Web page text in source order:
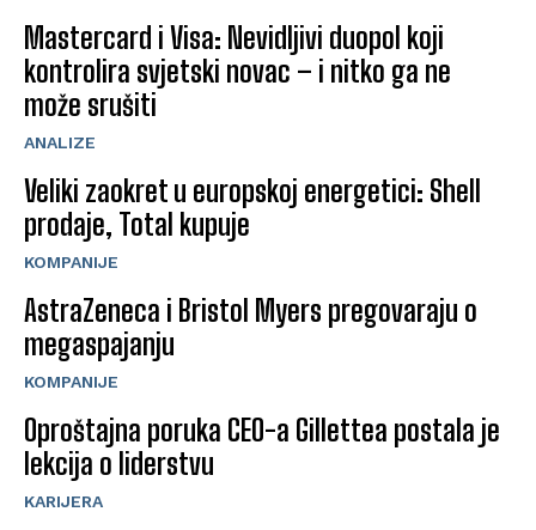
Mastercard i Visa: Nevidljivi duopol koji
kontrolira svjetski novac – i nitko ga ne
može srušiti
ANALIZE
Veliki zaokret u europskoj energetici: Shell
prodaje, Total kupuje
KOMPANIJE
AstraZeneca i Bristol Myers pregovaraju o
megaspajanju
KOMPANIJE
Oproštajna poruka CEO-a Gillettea postala je
lekcija o liderstvu
KARIJERA